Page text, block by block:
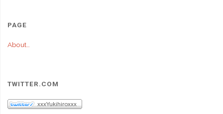
PAGE
About…
TWITTER.COM